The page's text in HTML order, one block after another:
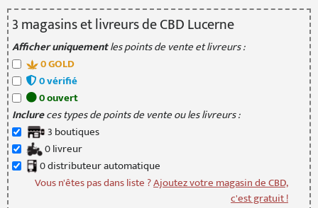
3magasinset livreursde CBD Lucerne
Afficher uniquementles points de vente et livreurs :
0GOLD
0vérifié
0ouvert
Inclureces types de points de vente ou les livreurs :
3 boutiques
0livreur
0distributeurautomatique
Vous n'êtes pas dans liste ?Ajoutez votre magasin de CBD,
c'est gratuit !